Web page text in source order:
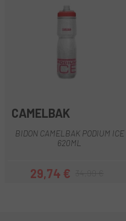
CAMELBAK
BIDON CAMELBAK PODIUM ICE
620ML
Precio
29,74 €Precio regular